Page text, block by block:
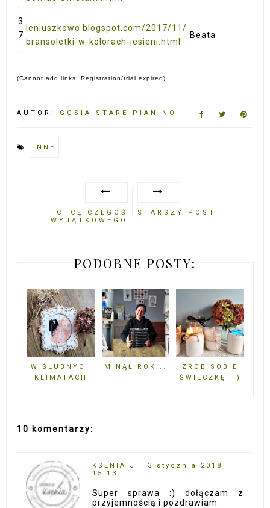
3
7
leniuszkowo.blogspot.com/2017/11/
bransoletki-w-kolorach-jesieni.html
Beata
(Cannot add links: Registration/trial expired)
AUTOR: GOSIA-STARE PIANINO
INNE
CHCĘ CZEGOŚ
WYJĄTKOWEGO
STARSZY POST
PODOBNE POSTY:
W ŚLUBNYCH
KLIMATACH
MINĄŁ ROK...
ZRÓB SOBIE
ŚWIECZKĘ! :)
10 komentarzy:
KSENIA J
3 stycznia 2018
15:13
Super sprawa :) dołączam z
przyjemnością i pozdrawiam